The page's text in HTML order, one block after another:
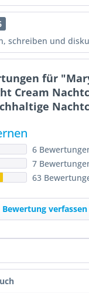
schreiben und
für
Cream
6
7
63
Bewertung verfassen